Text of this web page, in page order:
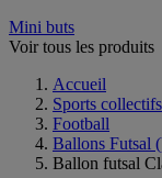
Mini buts
Voir tous les produits
Accueil
Sports collectifs
Football
Ballons Futsal
Ballon futsal